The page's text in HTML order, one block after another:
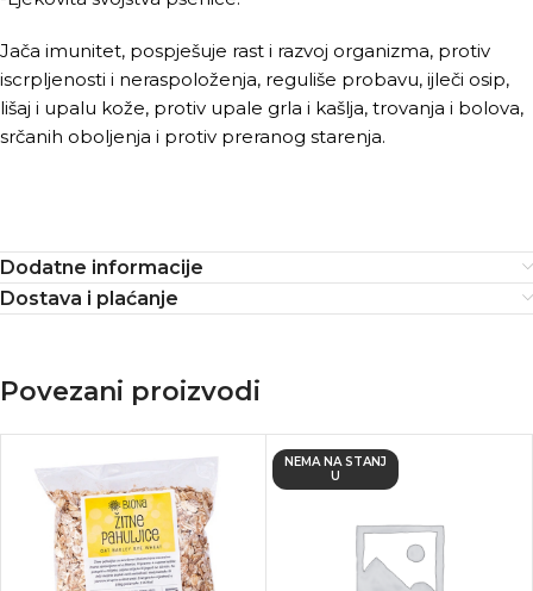
Jača imunitet, pospješuje rast i razvoj organizma, protiv
iscrpljenosti i neraspoloženja, reguliše probavu, ijleči osip,
lišaj i upalu kože, protiv upale grla i kašlja, trovanja i bolova,
srčanih oboljenja i protiv preranog starenja.
Dodatne informacije
Dostava i plaćanje
Povezani proizvodi
NEMA NA STANJ
U